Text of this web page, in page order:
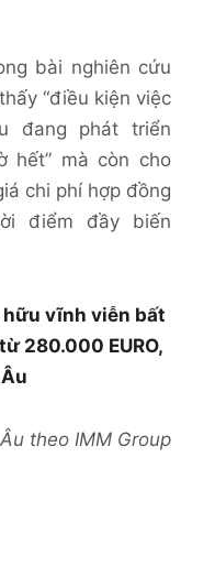
bài nghiên cứu
“điều kiện việc
đang phát triển
hết” mà còn cho
chi phí hợp đồng
điểm đầy biến
vĩnh viễn bất
280.000 EURO,
theo IMM Group